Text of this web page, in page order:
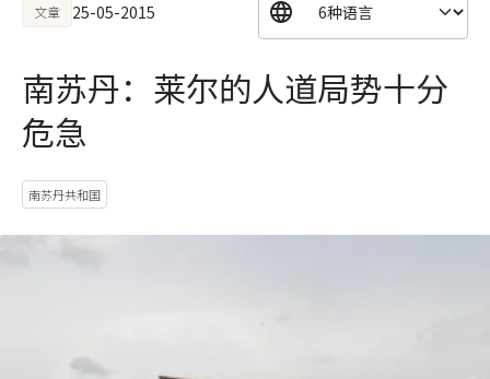
文章 25-05-2015
南苏丹：莱尔的人道局势十分
危急
南苏丹共和国